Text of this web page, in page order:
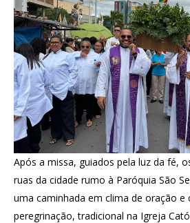
Após a missa, guiados pela luz da fé,
ruas da cidade rumo à Paróquia São
uma caminhada em clima de oração e
peregrinação, tradicional na Igreja